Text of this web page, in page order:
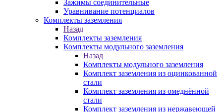
Зажимы соединительные
Уравнивание потенциалов
Комплекты заземления
Назад
Комплекты заземления
Комплекты модульного заземления
Назад
Комплекты модульного заземления
Комплект заземления из оцинкованной
стали
Комплект заземления из омеднённой
стали
Комплект заземления из нержавеющей